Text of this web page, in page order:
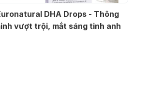
DHA Drops - Thông
vượt trội, mắt sáng tinh anh